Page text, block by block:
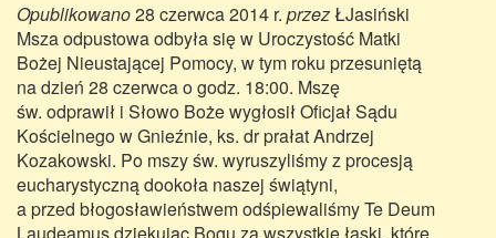
Opublikowano28 czerwca 2014 r. przez ŁJasiński
Msza odpustowa odbyła się w Uroczystość Matki
Bożej Nieustającej Pomocy, w tym roku przesuniętą
na dzień 28 czerwca o godz. 18:00. Mszę
św. odprawił i Słowo Boże wygłosił Oficjał Sądu
Kościelnego w Gnieźnie, ks. dr prałat Andrzej
Kozakowski. Po mszy św. wyruszyliśmy z procesją
eucharystyczną dookoła naszej świątyni,
a przed błogosławieństwem odśpiewaliśmy Te Deum